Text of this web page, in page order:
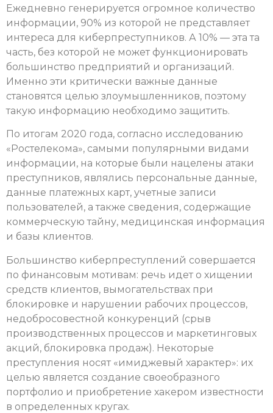
Ежедневно генерируется огромное количество
информации, 90% из которой не представляет
интереса для киберпреступников. А 10% — эта та
часть, без которой не может функционировать
большинство предприятий и организаций.
Именно эти критически важные данные
становятся целью злоумышленников, поэтому
такую информацию необходимо защитить.
По итогам 2020 года, согласно исследованию
«Ростелекома», самыми популярными видами
информации, на которые были нацелены атаки
преступников, являлись персональные данные,
данные платежных карт, учетные записи
пользователей, а также сведения, содержащие
коммерческую тайну, медицинская информация
и базы клиентов.
Большинство киберпреступлений совершается
по финансовым мотивам: речь идет о хищении
средств клиентов, вымогательствах при
блокировке и нарушении рабочих процессов,
недобросовестной конкуренций (срыв
производственных процессов и маркетинговых
акций, блокировка продаж). Некоторые
преступления носят «имиджевый характер»: их
целью является создание своеобразного
портфолио и приобретение хакером известности
в определенных кругах.